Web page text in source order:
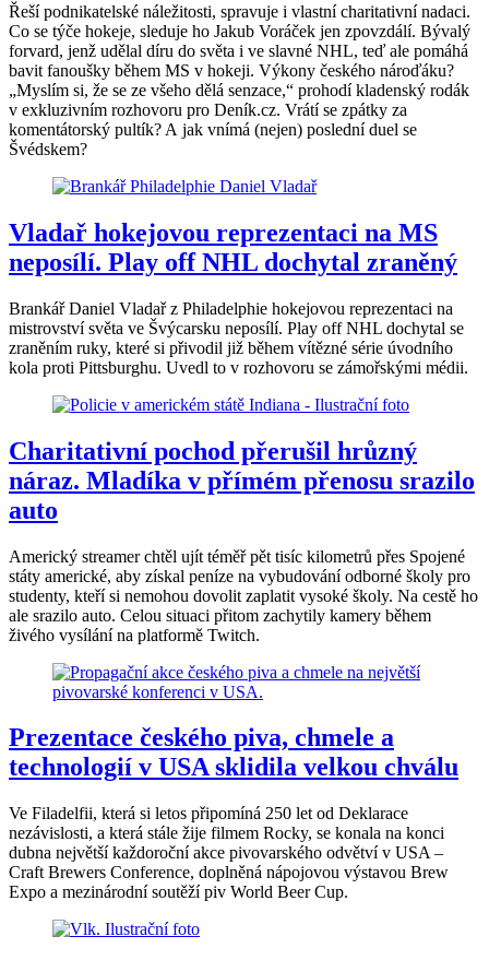
Řeší podnikatelské náležitosti, spravuje i vlastní charitativní nadaci.
Co se týče hokeje, sleduje ho Jakub Voráček jen zpovzdálí. Bývalý
forvard, jenž udělal díru do světa i ve slavné NHL, teď ale pomáhá
bavit fanoušky během MS v hokeji. Výkony českého nároďáku?
„Myslím si, že se ze všeho dělá senzace,“ prohodí kladenský rodák
v exkluzivním rozhovoru pro Deník.cz. Vrátí se zpátky za
komentátorský pultík? A jak vnímá (nejen) poslední duel se
Švédskem?
Vladař hokejovou reprezentaci na MS
neposílí. Play off NHL dochytal zraněný
Brankář Daniel Vladař z Philadelphie hokejovou reprezentaci na
mistrovství světa ve Švýcarsku neposílí. Play off NHL dochytal se
zraněním ruky, které si přivodil již během vítězné série úvodního
kola proti Pittsburghu. Uvedl to v rozhovoru se zámořskými médii.
Charitativní pochod přerušil hrůzný
náraz. Mladíka v přímém přenosu srazilo
auto
Americký streamer chtěl ujít téměř pět tisíc kilometrů přes Spojené
státy americké, aby získal peníze na vybudování odborné školy pro
studenty, kteří si nemohou dovolit zaplatit vysoké školy. Na cestě ho
ale srazilo auto. Celou situaci přitom zachytily kamery během
živého vysílání na platformě Twitch.
Prezentace českého piva, chmele a
technologií v USA sklidila velkou chválu
Ve Filadelfii, která si letos připomíná 250 let od Deklarace
nezávislosti, a která stále žije filmem Rocky, se konala na konci
dubna největší každoroční akce pivovarského odvětví v USA –
Craft Brewers Conference, doplněná nápojovou výstavou Brew
Expo a mezinárodní soutěží piv World Beer Cup.